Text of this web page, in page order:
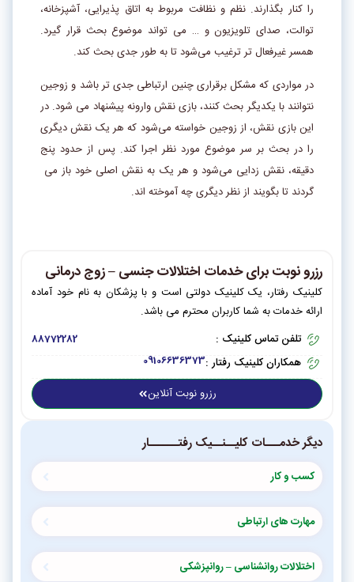
را کنار بگذارند. نظم و نظافت مربوط به اتاق پذیرایی، آشپزخانه،
توالت، صدای تلویزیون و … می ­‌تواند موضوع بحث قرار گیرد.
همسر غیرفعال ­‌تر ترغیب می­‌شود تا به طور جدی بحث کند.
در مواردی که مشکل برقراری چنین ارتباطی جدی ­‌تر باشد و زوجین
نتوانند با یکدیگر بحث کنند، بازی نقش وارونه پیشنهاد می­‌ شود. در
این بازی نقش، از زوجین خواسته می­‌شود که هر یک نقش دیگری
را در بحث بر سر موضوع مورد نظر اجرا کند. پس از حدود پنج
دقیقه، نقش‌­ زدایی می­‌شود و هر یک به نقش اصلی خود باز می ­‌
گردند تا بگویند از نظر دیگری چه آموخته­‌ اند.
رزرو نوبت برای خدمات اختلالات جنسی – زوج درمانی
کلینیک رفتار، یک کلینیک دولتی است و با پزشکان به نام خود آماده
ارائه خدمات به شما کاربران محترم می باشد.
تلفن تماس کلینیک :
88772282
همکاران کلینیک رفتار :09106636373
رزرو نوبت آنلاین
دیگر خدمـــات کلیــنــیک رفتــــــار
کسب و کار
مهارت های ارتباطی
اختلالات روانشناسی – روانپزشکی